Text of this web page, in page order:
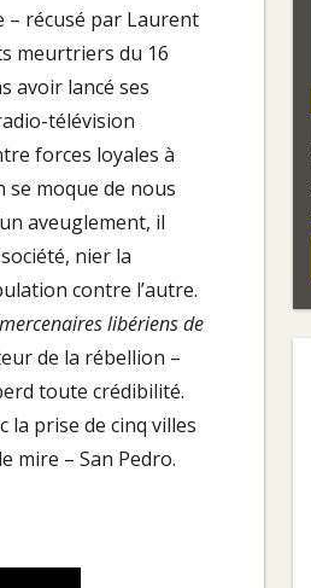
– récusé par Laurent
meurtriers du 16
avoir lancé ses
télévision
forces loyales à
se moque de nous
aveuglement, il
nier la
contre l’autre.
libériens de
de la rébellion –
toute crédibilité.
la prise de cinq villes
mire – San Pedro.